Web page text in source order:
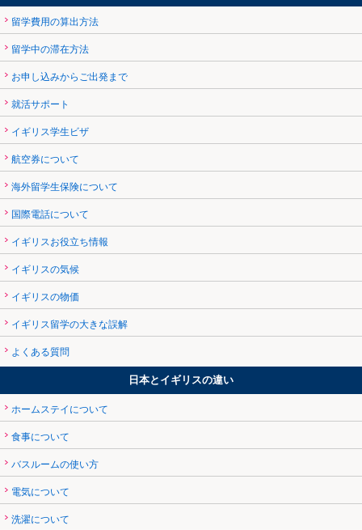
留学費用の算出方法
留学中の滞在方法
お申し込みからご出発まで
就活サポート
イギリス学生ビザ
航空券について
海外留学生保険について
国際電話について
イギリスお役立ち情報
イギリスの気候
イギリスの物価
イギリス留学の大きな誤解
よくある質問
日本とイギリスの違い
ホームステイについて
食事について
バスルームの使い方
電気について
洗濯について